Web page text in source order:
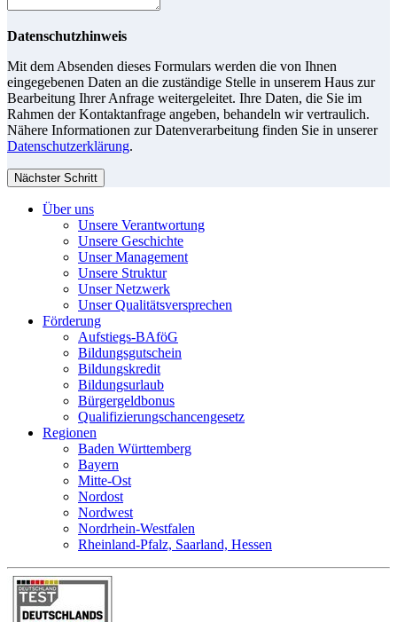
Datenschutzhinweis
Mit dem Absenden dieses Formulars werden die von Ihnen
eingegebenen Daten an die zuständige Stelle in unserem Haus zur
Bearbeitung Ihrer Anfrage weitergeleitet. Ihre Daten, die Sie im
Rahmen der Kontaktanfrage angeben, behandeln wir vertraulich.
Nähere Informationen zur Datenverarbeitung finden Sie in unserer
Datenschutzerklärung.
Nächster Schritt
Über uns
Unsere Verantwortung
Unsere Geschichte
Unser Management
Unsere Struktur
Unser Netzwerk
Unser Qualitätsversprechen
Förderung
Aufstiegs-BAföG
Bildungsgutschein
Bildungskredit
Bildungsurlaub
Bürgergeldbonus
Qualifizierungschancengesetz
Regionen
Baden Württemberg
Bayern
Mitte-Ost
Nordost
Nordwest
Nordrhein-Westfalen
Rheinland-Pfalz, Saarland, Hessen